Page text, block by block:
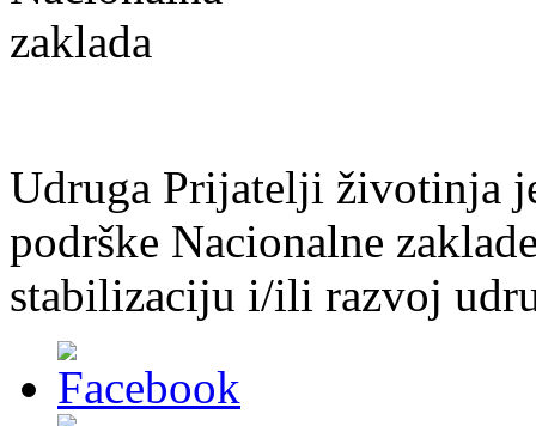
Udruga Prijatelji životinja
podrške Nacionalne
stabilizaciju i/ili razvoj